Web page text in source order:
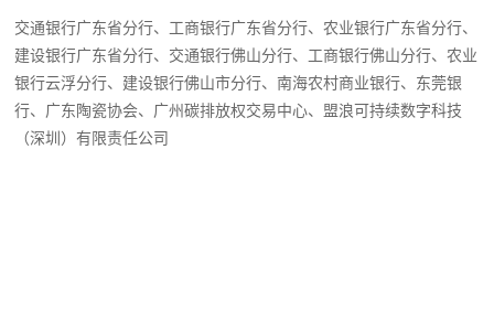
交通银行广东省分行、工商银行广东省分行、农业银行广东省分行、
建设银行广东省分行、交通银行佛山分行、工商银行佛山分行、农业
银行云浮分行、建设银行佛山市分行、南海农村商业银行、东莞银
行、广东陶瓷协会、广州碳排放权交易中心、盟浪可持续数字科技
（深圳）有限责任公司